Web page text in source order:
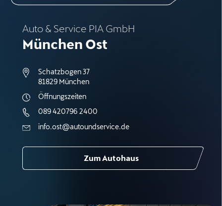
Auto & Service PIA GmbH
München Ost
Schatzbogen 37
81829 München
Öffnungszeiten
089 420796 2400
info.ost@autoundservice.de
Zum Autohaus